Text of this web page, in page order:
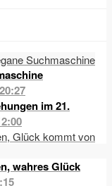
im 21.
wahres Glück